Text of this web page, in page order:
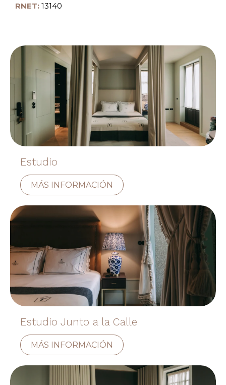
RNET: 13140
Estudio
MÁS INFORMACIÓN
Estudio Junto a la Calle
MÁS INFORMACIÓN